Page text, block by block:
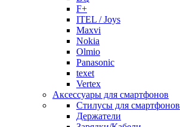
F+
ITEL / Joys
Maxvi
Nokia
Olmio
Panasonic
texet
Vertex
Аксессуары для смартфонов
Стилусы для смартфонов
Держатели